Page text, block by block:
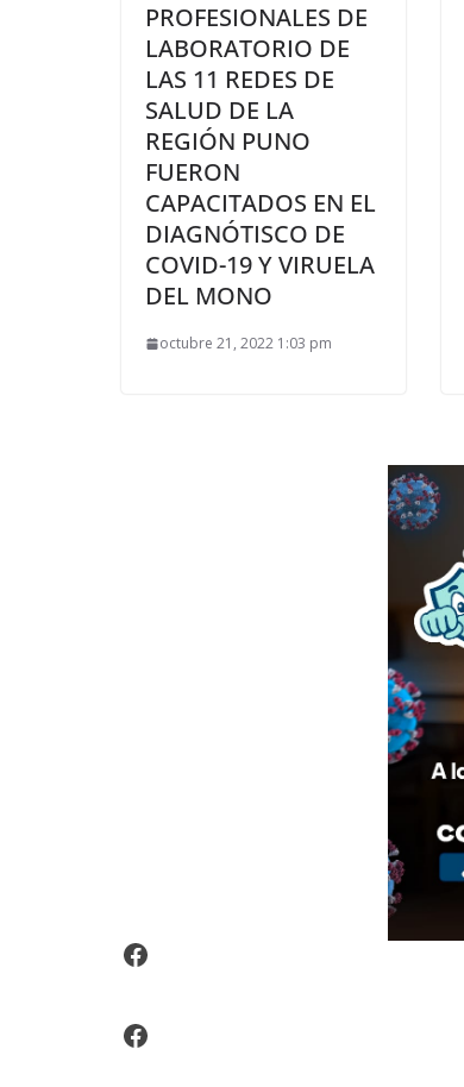
PROFESIONALES DE
LABORATORIO DE
LAS 11 REDES DE
SALUD DE LA
REGIÓN PUNO
FUERON
CAPACITADOS EN EL
DIAGNÓTISCO DE
COVID-19 Y VIRUELA
DEL MONO
octubre 21, 2022 1:03 pm
Video Arroz Fortificado
Facebook